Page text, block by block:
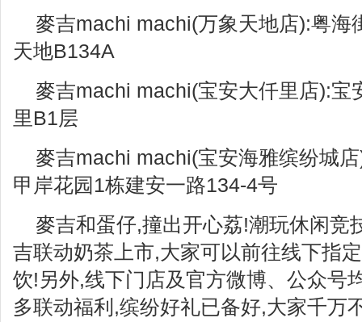
麥吉machi machi(万象天地店):粤海
天地B134A
麥吉machi machi(宝安大仟里店):宝
里B1层
麥吉machi machi(宝安海雅缤纷城
甲岸花园1栋建安一路134-4号
麥吉和蛋仔,撞出开心荔!潮玩休闲竞
吉联动奶茶上市,大家可以前往线下指
饮!另外,线下门店及官方微博、公众号
多联动福利,缤纷好礼已备好,大家千万